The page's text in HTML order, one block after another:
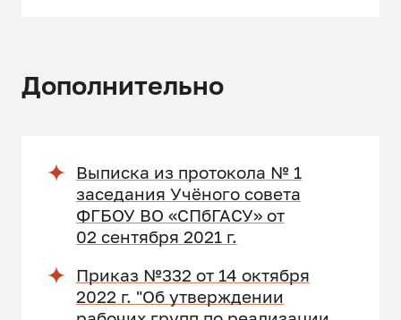
Дополнительно
Выписка из протокола № 1
заседания Учёного совета
ФГБОУ ВО «СПбГАСУ» от
02 сентября 2021 г.
Приказ №332 от 14 октября
2022 г. "Об утверждении